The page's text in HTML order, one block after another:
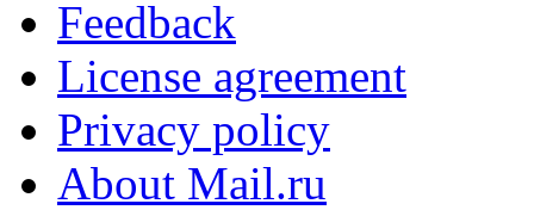
Feedback
License agreement
Privacy policy
About Mail.ru